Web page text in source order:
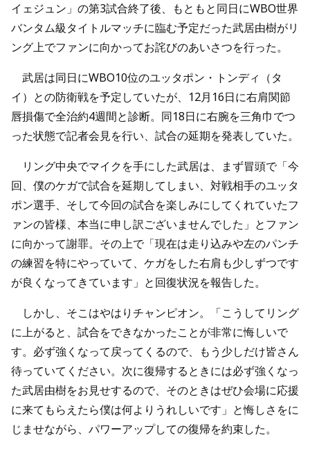
イェジュン」の第3試合終了後、もともと同日にWBO世界
バンタム級タイトルマッチに臨む予定だった武居由樹がリ
ング上でファンに向かってお詫びのあいさつを行った。
武居は同日にWBO10位のユッタポン・トンディ（タ
イ）との防衛戦を予定していたが、12月16日に右肩関節
唇損傷で全治約4週間と診断。同18日に右腕を三角巾でつ
った状態で記者会見を行い、試合の延期を発表していた。
リング中央でマイクを手にした武居は、まず冒頭で「今
回、僕のケガで試合を延期してしまい、対戦相手のユッタ
ポン選手、そして今回の試合を楽しみにしてくれていたフ
ァンの皆様、本当に申し訳ございませんでした」とファン
に向かって謝罪。その上で「現在は走り込みや左のパンチ
の練習を特にやっていて、ケガをした右肩も少しずつです
が良くなってきています」と回復状況を報告した。
しかし、そこはやはりチャンピオン。「こうしてリング
に上がると、試合をできなかったことが非常に悔しいで
す。必ず強くなって戻ってくるので、もう少しだけ皆さん
待っていてください。次に復帰するときには必ず強くなっ
た武居由樹をお見せするので、そのときはぜひ会場に応援
に来てもらえたら僕は何よりうれしいです」と悔しさをに
じませながら、パワーアップしての復帰を約束した。